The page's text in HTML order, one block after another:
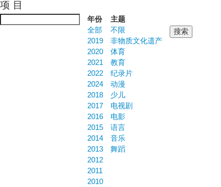
项 目
年份
全部
2019
2020
2021
2022
2024
2018
2017
2016
2015
2014
2013
2012
2011
2010
主题
不限
非物质文化遗产
体育
教育
纪录片
动漫
少儿
电视剧
电影
语言
音乐
舞蹈